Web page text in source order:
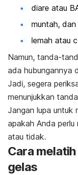
diare atau
muntah, dan
lemah atau
Namun, tanda-
ada hubungannya
Jadi, segera
menunjukkan
Jangan lupa untuk
apakah Anda perlu
atau tidak.
Cara
gelas